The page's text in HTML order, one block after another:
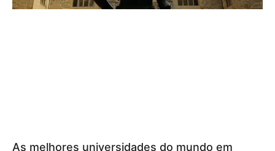
As melhores universidades do mundo em